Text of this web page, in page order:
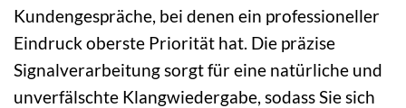
Kundengespräche, bei denen ein professioneller
Eindruck oberste Priorität hat. Die präzise
Signalverarbeitung sorgt für eine natürliche und
unverfälschte Klangwiedergabe, sodass Sie sich